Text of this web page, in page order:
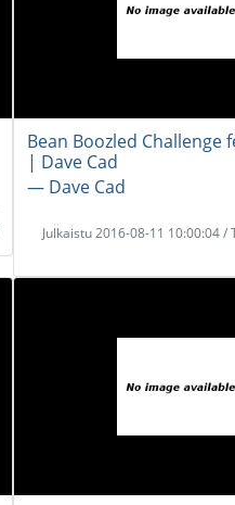
Bean Boozled Challenge
| Dave Cad
― Dave Cad
Julkaistu 2016-08-11 10:00:04 /